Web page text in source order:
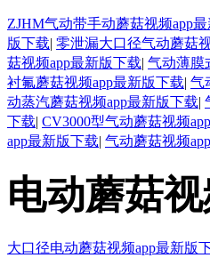
ZJHM气动带手动蘑菇视频app
版下载| 零泄漏大口径气动蘑菇
菇视频app最新版下载| 气动薄膜
衬氟蘑菇视频app最新版下载| 气
动蒸汽蘑菇视频app最新版下载|
下载| CV3000型气动蘑菇视频
app最新版下载| 气动蘑菇视频
电动蘑菇
大口径电动蘑菇视频app最新版